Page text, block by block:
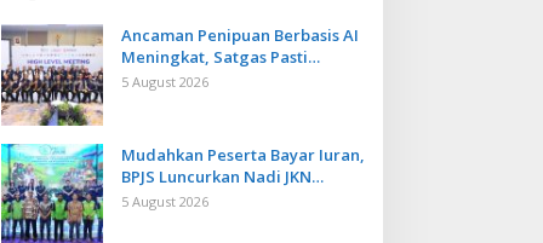
Ancaman Penipuan Berbasis AI
Meningkat, Satgas Pasti
Perkuat Penindakan dan
5 August 2026
Mudahkan Peserta Bayar Iuran,
BPJS Luncurkan Nadi JKN
dengan Mekanisme Menabung
5 August 2026